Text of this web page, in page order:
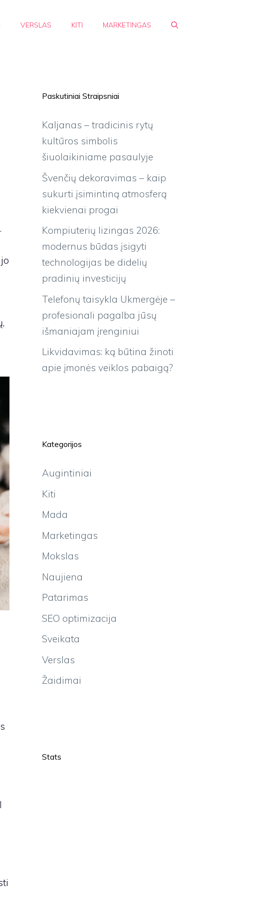
VERSLAS KITI MARKETINGAS
Paskutiniai Straipsniai
Kaljanas – tradicinis rytų
kultūros simbolis
šiuolaikiniame pasaulyje
Švenčių dekoravimas – kaip
sukurti įsimintiną atmosferą
kiekvienai progai
Kompiuterių lizingas 2026:
modernus būdas įsigyti
technologijas be didelių
pradinių investicijų
Telefonų taisykla Ukmergėje –
profesionali pagalba jūsų
išmaniajam įrenginiui
Likvidavimas: ką būtina žinoti
apie įmonės veiklos pabaigą?
Kategorijos
Augintiniai
Kiti
Mada
Marketingas
Mokslas
Naujiena
Patarimas
SEO optimizacija
Sveikata
Verslas
Žaidimai
Stats